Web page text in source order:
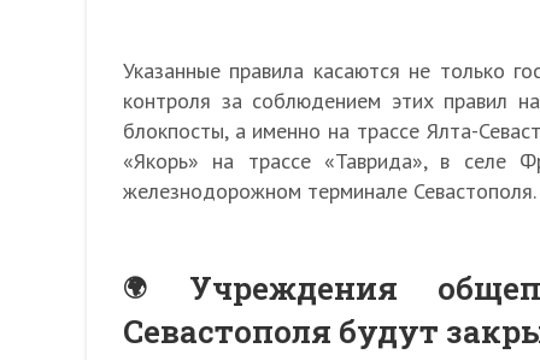
Указанные правила касаются не только
контроля за соблюдением этих правил
блокпосты, а именно на трассе Ялта-
«Якорь» на трассе «Таврида», в селе
железнодорожном терминале Севастополя.
Учреждения
Севастополя будут